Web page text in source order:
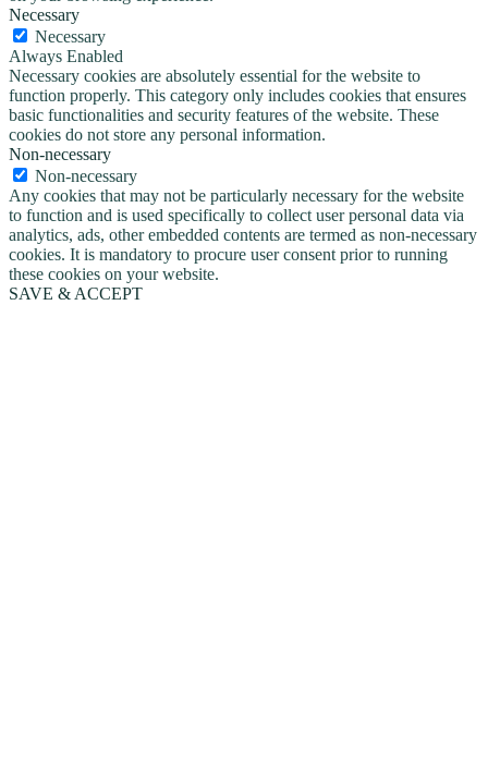
Necessary
Necessary
Always Enabled
Necessary cookies are absolutely essential for the website to
function properly. This category only includes cookies that ensures
basic functionalities and security features of the website. These
cookies do not store any personal information.
Non-necessary
Non-necessary
Any cookies that may not be particularly necessary for the website
to function and is used specifically to collect user personal data via
analytics, ads, other embedded contents are termed as non-necessary
cookies. It is mandatory to procure user consent prior to running
these cookies on your website.
SAVE & ACCEPT